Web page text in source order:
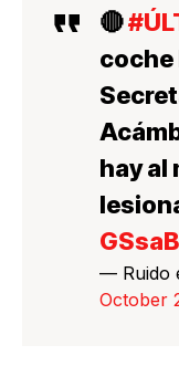
🔴
coche
hay al
— Ruido
October